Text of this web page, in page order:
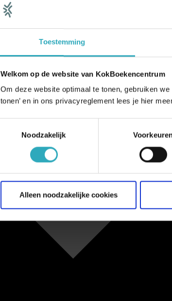
Toestemming
Welkom op de website van KokBoekencentrum
Om deze website optimaal te tonen, gebruiken
tonen’ en in ons privacyreglement lees je hier
Noodzakelijk
Alleen noodzakelijke cookies